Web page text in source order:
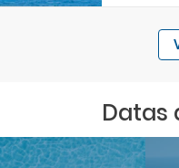
Datas